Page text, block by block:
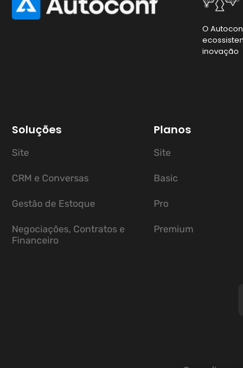
O
inovação
Soluções
Site
CRM e Conversas
Gestão de Estoque
Negociações, Contratos e
Financeiro
Planos
Site
Basic
Pro
Premium